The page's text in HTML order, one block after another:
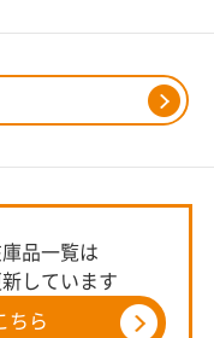
品一覧は
しています
ちら